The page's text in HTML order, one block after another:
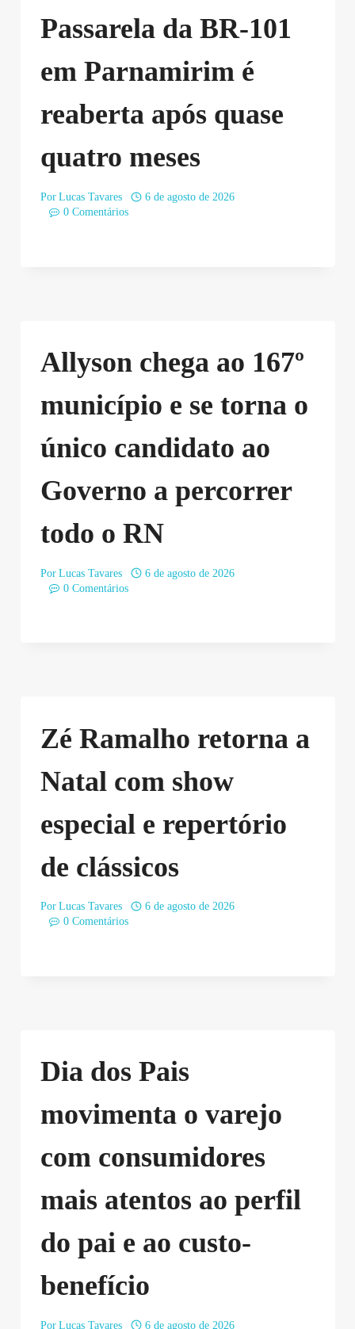
Passarela da BR-101
em Parnamirim é
reaberta após quase
quatro meses
Por Lucas Tavares
6 de agosto de 2026
0 Comentários
Allyson chega ao 167º
município e se torna o
único candidato ao
Governo a percorrer
todo o RN
Por Lucas Tavares
6 de agosto de 2026
0 Comentários
Zé Ramalho retorna a
Natal com show
especial e repertório
de clássicos
Por Lucas Tavares
6 de agosto de 2026
0 Comentários
Dia dos Pais
movimenta o varejo
com consumidores
mais atentos ao perfil
do pai e ao custo-
benefício
Por Lucas Tavares 6 de agosto de 2026